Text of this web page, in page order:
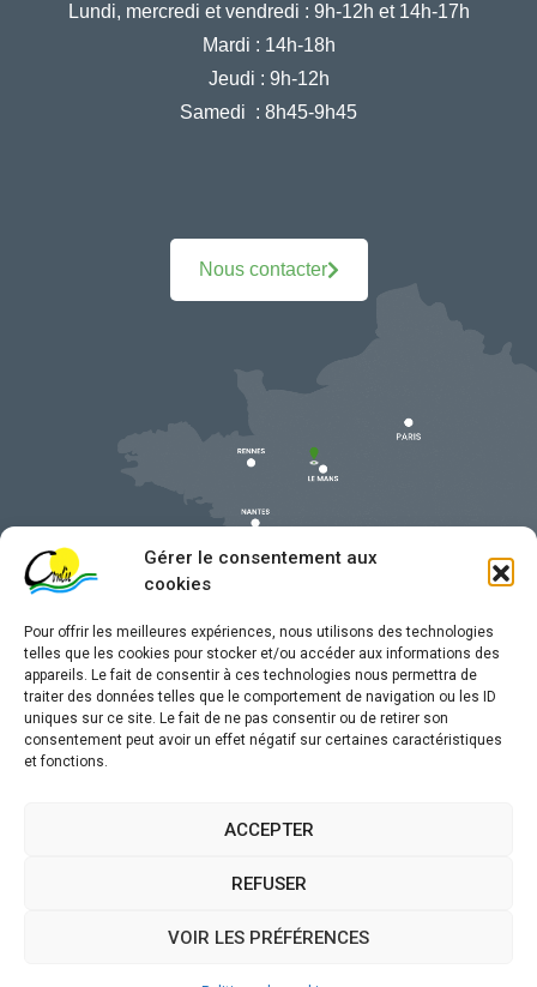
Gérer le consentement aux
cookies
Pour offrir les meilleures expériences, nous utilisons des technologies
telles que les cookies pour stocker et/ou accéder aux informations des
appareils. Le fait de consentir à ces technologies nous permettra de
traiter des données telles que le comportement de navigation ou les ID
uniques sur ce site. Le fait de ne pas consentir ou de retirer son
consentement peut avoir un effet négatif sur certaines caractéristiques
et fonctions.
ACCEPTER
REFUSER
VOIR LES PRÉFÉRENCES
Lundi, mercredi et vendredi : 9h-12h et 14h-17h
Mardi : 14h-18h
Jeudi : 9h-12h
Samedi : 8h45-9h45
Nous contacter
Mentions légales
Traitement de données personnelles
(sites internet de collectivités &